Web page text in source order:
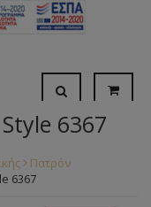
6367
Πατρόν
6367